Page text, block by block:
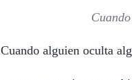
Cuando alguien oculta